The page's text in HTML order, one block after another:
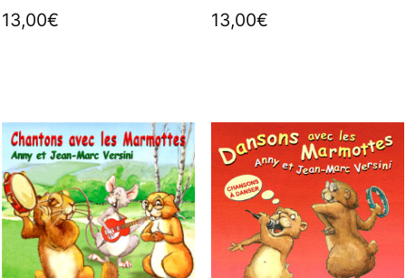
13,00€
13,00€